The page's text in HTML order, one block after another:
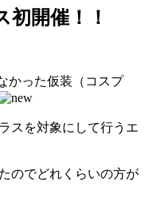
開催！！
かった仮装（コスプ
スを対象にして行うエ
のでどれくらいの方が